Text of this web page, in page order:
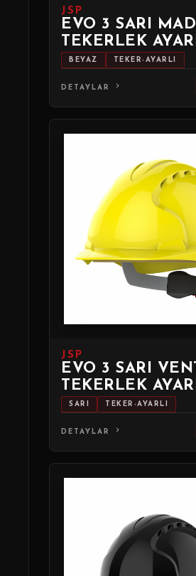
JSP
EVO 3 SARI
TEKERLEK
BEYAZ TEKER-AYARLI
DETAYLAR
JSP
EVO 3 SARI
TEKERLEK
SARI TEKER-AYARLI
DETAYLAR